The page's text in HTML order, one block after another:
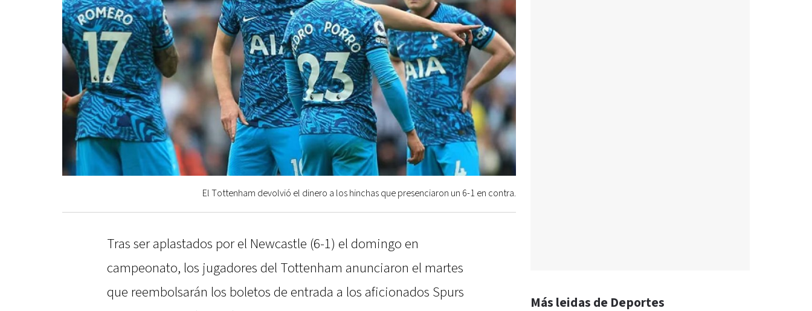
El Tottenham devolvió el dinero a los hinchas que presenciaron un 6-1 en contra.
Tras ser aplastados por el Newcastle (6-1) el domingo en
campeonato, los jugadores del Tottenham anunciaron el martes
que reembolsarán los boletos de entrada a los aficionados Spurs
Más leidas de Deportes